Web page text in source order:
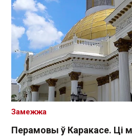
Перамовы ў Каракасе. Ці
Замежжа